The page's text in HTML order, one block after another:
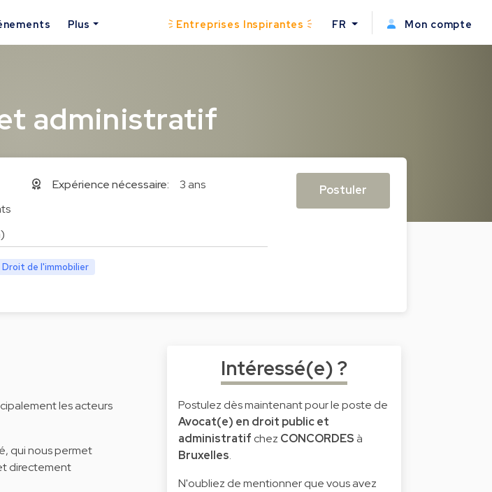
Plus Entreprises Inspirantes FR Mon compte
administratif
Expérience nécessaire:
3 ans
Droit de l'immobilier
Postuler
les acteurs
qui nous permet
directement
Intéressé(e) ?
Postulez dès maintenant pour le poste de
Avocat(e) en droit public et
administratif chez CONCORDES à
Bruxelles.
N'oubliez de mentionner que vous avez